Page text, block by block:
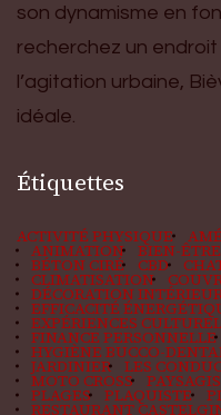
son dynamisme en
recherchez un endroit
l’agitation urbaine,
idéale.
Étiquettes
ACTIVITÉ PHYSIQUE
ANIMATION BIEN-
BÉTON CIRÉ CBD
CLIMATISATION
DÉCORATION
EFFICACITÉ
EXPÉRIENCES
FINANCE PERSONNELLE
HYGIÈNE BUCCO-
JARDINIER LES
MOTO CROSS
PLAGES PLAQUISTE
RESTAURANT